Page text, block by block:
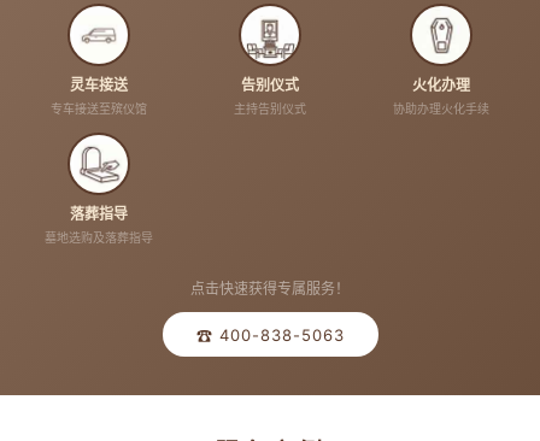
灵车接送
专车接送至殡仪馆
告别仪式
主持告别仪式
火化办理
协助办理火化手续
落葬指导
墓地选购及落葬指导
点击快速获得专属服务！
☎ 400-838-5063